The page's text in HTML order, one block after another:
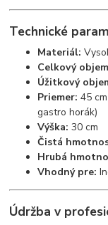
Technické
Materiál:
Celkový
Úžitkový
Priemer: 45
gastro horák)
Výška: 30 cm
Čistá
Hrubá
Vhodný pre:
Údržba v